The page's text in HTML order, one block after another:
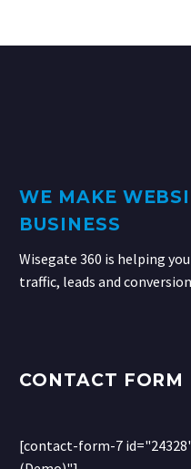
WE MAKE
BUSINESS
Wisegate 360 is helping
traffic, leads and
CONTACT FORM
[contact-form-7